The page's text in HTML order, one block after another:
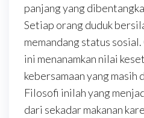
panjang yang
Setiap orang duduk
memandang status
ini menanamkan nilai
kebersamaan yang masih
Filosofi inilah yang
dari sekadar makanan